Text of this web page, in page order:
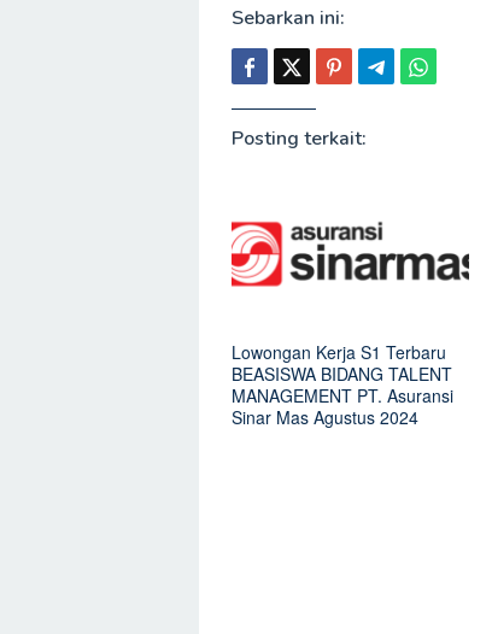
Sebarkan ini:
Posting terkait:
Lowongan Kerja S1 Terbaru
BEASISWA BIDANG TALENT
MANAGEMENT PT. Asuransi
Sinar Mas Agustus 2024